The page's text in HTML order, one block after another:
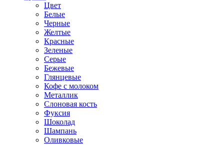
Цвет
Белые
Черные
Желтые
Красные
Зеленые
Серые
Бежевые
Глянцевые
Кофе с молоком
Металлик
Слоновая кость
Фуксия
Шоколад
Шампань
Оливковые